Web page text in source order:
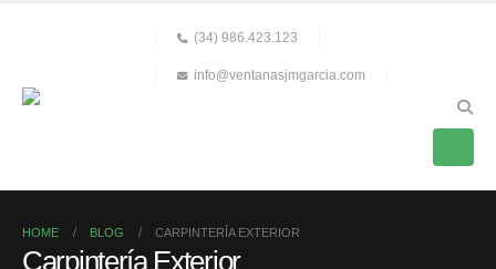
(34) 986.423.123
info@ventanasjmgarcia.com
HOME BLOG CARPINTERÍA EXTERIOR
Carpintería Exterior